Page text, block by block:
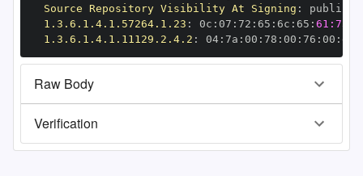
Source Repository Visibility At Signing :
1.3.6.1.4.1.57264.1.23 : 0c : 07 : 72 : 65 : 6c : 65 :
1.3.6.1.4.1.11129.2.4.2 : 04: 7a : 00 : 78 : 00 : 76 : 00 : dd
Raw Body
Verification